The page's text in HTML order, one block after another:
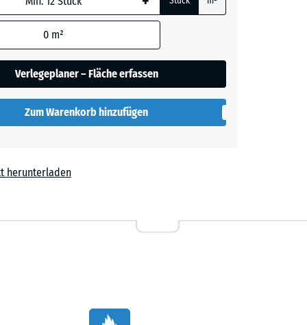
- 0,50 €
0 m²
Verlegeplaner – Fläche erfassen
Zum Warenkorb hinzufügen
herunterladen